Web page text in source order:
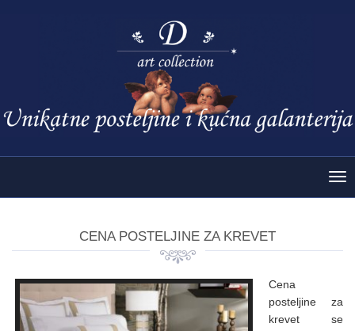
CENA POSTELJINE ZA KREVET
Cena
posteljine za
krevet se